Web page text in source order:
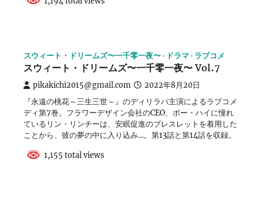
スウィート・ドリームズ〜一千零一夜〜 ドラマ ラブコメ
スウィート・ドリームズ〜一千零一夜〜 Vol.7
pikakichi2015@gmail.com 2022年8月20日
『永遠の桃花～三生三世～』のディリラバ主演によるラブコメ
ディ第7巻。フラワーデザイン会社のCEO、ボー・ハイに憧れ
ているリン・リンチーは、安眠促進のブレスレットを着用した
ことから、彼の夢の中に入り込み…。第13話と第14話を収録。
1,155 total views